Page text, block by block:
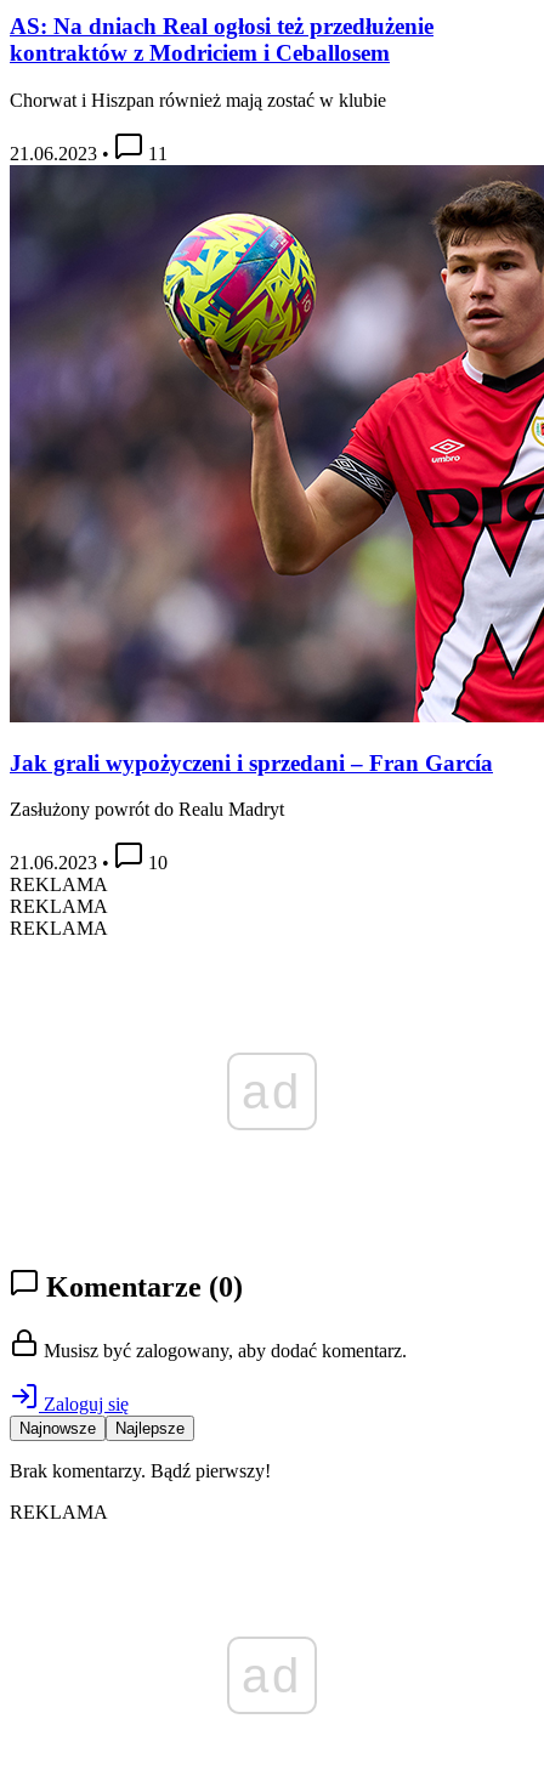
AS: Na dniach Real ogłosi też przedłużenie
kontraktów z Modriciem i Ceballosem
Chorwat i Hiszpan również mają zostać w klubie
21.06.2023 • 11
Jak grali wypożyczeni i sprzedani – Fran García
Zasłużony powrót do Realu Madryt
21.06.2023 •
10
REKLAMA
REKLAMA
REKLAMA
ad
Komentarze (0)
Musisz być zalogowany, aby dodać komentarz.
Zaloguj się
Najnowsze Najlepsze
Brak komentarzy. Bądź pierwszy!
REKLAMA
ad